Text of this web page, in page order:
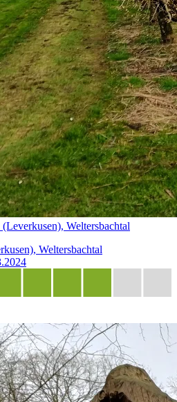
Weltersbachtal
Weltersbachtal